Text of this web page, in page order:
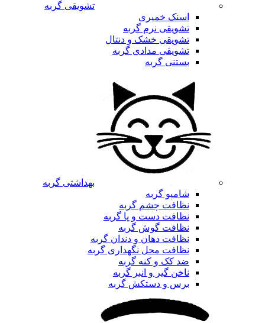
تشویقی گربه
اسنک خمیری
تشویقی نرم گربه
تشویقی خشک و دنتال
تشویقی مدادی گربه
بستنی گربه
بهداشتی گربه
شامپو گربه
نظافت چشم گربه
نظافت دست و پا گربه
نظافت گوش گربه
نظافت دهان و دندان گربه
نظافت محل نگهداری گربه
ضد کک و کنه گربه
ناخن گیر و انبر گربه
برس و دستکش گربه